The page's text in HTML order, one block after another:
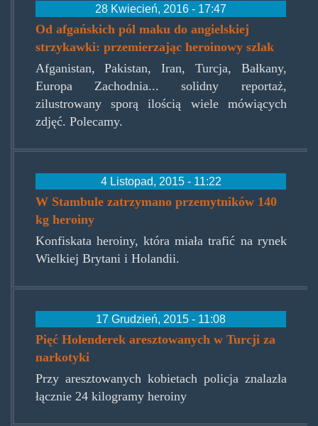
28 Kwiecień, 2016 - 17:47
Od afgańskich pól maku do angielskiej
strzykawki: przemierzając heroinowy szlak
Afganistan, Pakistan, Iran, Turcja, Bałkany,
Europa Zachodnia... solidny reportaż,
zilustrowany sporą ilością wiele mówiących
zdjęć. Polecamy.
4 Listopad, 2015 - 11:22
W Stambule zatrzymano przemytników 140
kg heroiny
Konfiskata heroiny, która miała trafić na rynek
Wielkiej Brytani i Holandii.
17 Grudzień, 2015 - 11:08
Pięć Holenderek aresztowanych w Turcji za
narkotyki
Przy aresztowanych kobietach policja znalazła
łącznie 24 kilogramy heroiny